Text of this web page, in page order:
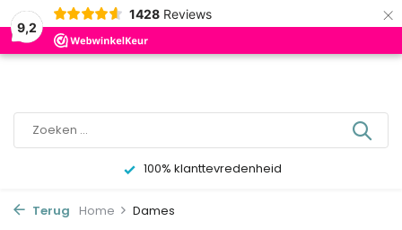
9,2
1428 Reviews ×
0
100% klanttevredenheid
Terug Home Dames